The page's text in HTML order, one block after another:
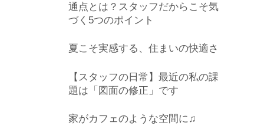
通点とは？スタッフだからこそ気
づく5つのポイント
夏こそ実感する、住まいの快適さ
【スタッフの日常】最近の私の課
題は「図面の修正」です
家がカフェのような空間に♫